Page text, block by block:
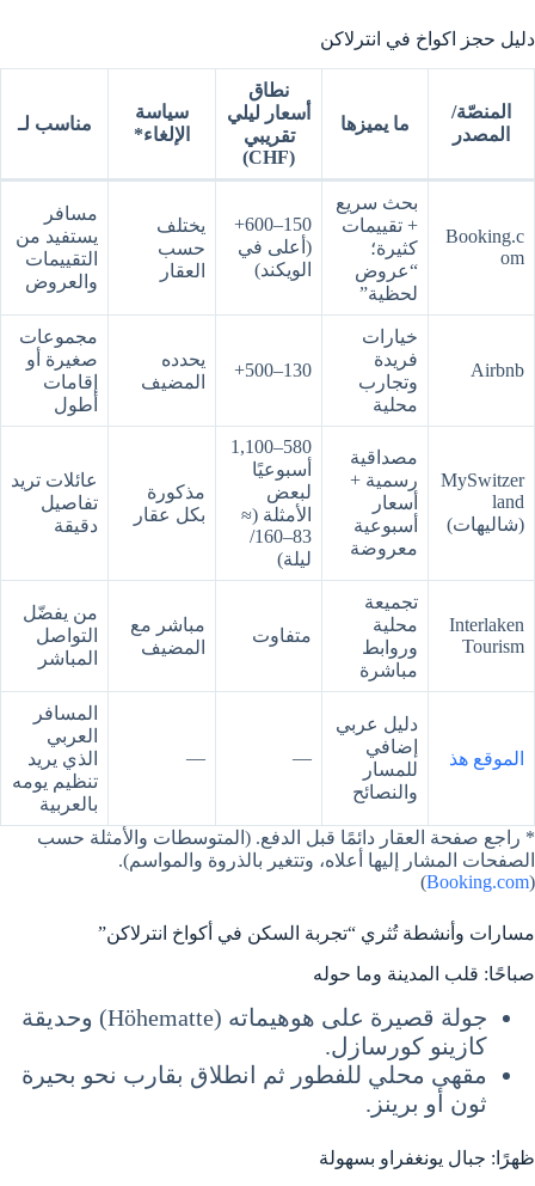
دليل حجز اكواخ في انترلاكن
المنصّة/
المصدر
ما يميزها
نطاق
أسعار ليلي
تقريبي
(CHF)
سياسة
الإلغاء*
مناسب لـ
Booking.c
om
بحث سريع
+ تقييمات
كثيرة؛
“عروض
لحظية”
150–600+
(أعلى في
الويكند)
يختلف
حسب
العقار
مسافر
يستفيد من
التقييمات
والعروض
Airbnb
خيارات
فريدة
وتجارب
محلية
130–500+
يحدده
المضيف
مجموعات
صغيرة أو
إقامات
أطول
MySwitzer
land
(شاليهات)
مصداقية
رسمية +
أسعار
أسبوعية
معروضة
580–1,100
أسبوعيًا
لبعض
الأمثلة (≈
83–160/
ليلة)
مذكورة
بكل عقار
عائلات تريد
تفاصيل
دقيقة
Interlaken
Tourism
تجميعة
محلية
وروابط
مباشرة
متفاوت
مباشر مع
المضيف
من يفضّل
التواصل
المباشر
الموقع هذ
دليل عربي
إضافي
للمسار
والنصائح
—
—
المسافر
العربي
الذي يريد
تنظيم يومه
بالعربية
* راجع صفحة العقار دائمًا قبل الدفع. (المتوسطات والأمثلة حسب
الصفحات المشار إليها أعلاه، وتتغير بالذروة والمواسم).
(
Booking.com
)
مسارات وأنشطة تُثري “تجربة السكن في أكواخ انترلاكن”
صباحًا: قلب المدينة وما حوله
جولة قصيرة على هوهيماته (Höhematte) وحديقة
كازينو كورسازل.
مقهى محلي للفطور ثم انطلاق بقارب نحو بحيرة
ثون أو برينز.
ظهرًا: جبال يونغفراو بسهولة